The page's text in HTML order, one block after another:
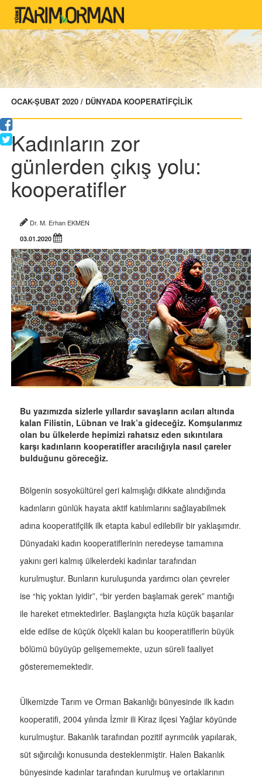
OCAK-ŞUBAT 2020 / DÜNYADA KOOPERATİFÇİLİK
Kadınların zor
günlerden çıkış yolu:
kooperatifler
Dr. M. Erhan EKMEN
03.01.2020
Bu yazımızda sizlerle yıllardır savaşların acıları altında
kalan Filistin, Lübnan ve Irak’a gideceğiz. Komşularımız
olan bu ülkelerde hepimizi rahatsız eden sıkıntılara
karşı kadınların kooperatifler aracılığıyla nasıl çareler
bulduğunu göreceğiz.
Bölgenin sosyokültürel geri kalmışlığı dikkate alındığında
kadınların günlük hayata aktif katılımlarını sağlayabilmek
adına kooperatifçilik ilk etapta kabul edilebilir bir yaklaşımdır.
Dünyadaki kadın kooperatiflerinin neredeyse tamamına
yakını geri kalmış ülkelerdeki kadınlar tarafından
kurulmuştur. Bunların kuruluşunda yardımcı olan çevreler
ise “hiç yoktan iyidir”, “bir yerden başlamak gerek” mantığı
ile hareket etmektedirler. Başlangıçta hızla küçük başarılar
elde edilse de küçük ölçekli kalan bu kooperatiflerin büyük
bölümü büyüyüp gelişememekte, uzun süreli faaliyet
gösterememektedir.
Ülkemizde Tarım ve Orman Bakanlığı bünyesinde ilk kadın
kooperatifi, 2004 yılında İzmir ili Kiraz ilçesi Yağlar köyünde
kurulmuştur. Bakanlık tarafından pozitif ayrımcılık yapılarak,
süt sığırcılığı konusunda desteklenmiştir. Halen Bakanlık
bünyesinde kadınlar tarafından kurulmuş ve ortaklarının